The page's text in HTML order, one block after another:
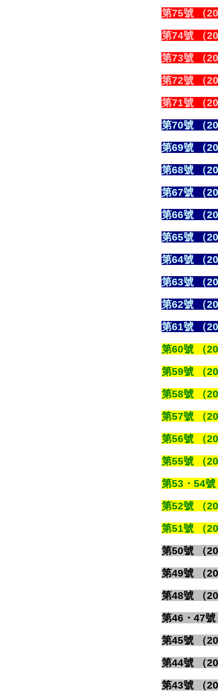
第75號 （
第74號 （
第73號 （
第72號 （
第71號 （
第70號 （
第69號 （
第68號 （
第67號 （
第66號 （
第65號 （
第64號 （
第63號 （
第62號 （
第61號 （
第60號 （
第59號 （
第58號 （
第57號 （
第56號 （
第55號 （
第53・54
第52號 （
第51號 （
第50號 （
第49號 （
第48號 （
第46・47
第45號 （
第44號 （
第43號 （